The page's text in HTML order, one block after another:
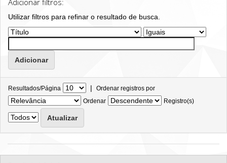
Adicionar filtros:
Utilizar filtros para refinar o resultado de busca.
Resultados/Página | Ordenar registros por
Ordenar
Registro(s)